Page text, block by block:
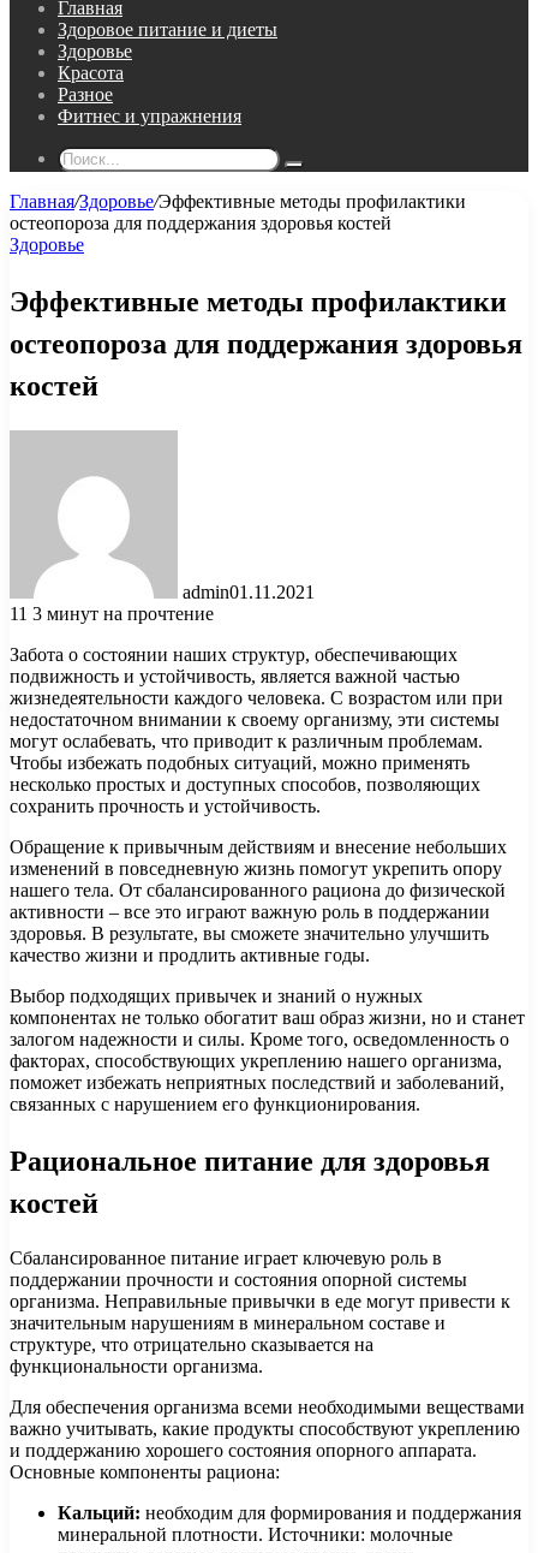
Главная
Здоровое питание и диеты
Здоровье
Красота
Разное
Фитнес и упражнения
Поиск...
Главная/Здоровье/Эффективные методы профилактики
остеопороза для поддержания здоровья костей
Здоровье
Эффективные методы профилактики
остеопороза для поддержания здоровья
костей
admin01.11.2021
11 3 минут на прочтение
Забота о состоянии наших структур, обеспечивающих
подвижность и устойчивость, является важной частью
жизнедеятельности каждого человека. С возрастом или при
недостаточном внимании к своему организму, эти системы
могут ослабевать, что приводит к различным проблемам.
Чтобы избежать подобных ситуаций, можно применять
несколько простых и доступных способов, позволяющих
сохранить прочность и устойчивость.
Обращение к привычным действиям и внесение небольших
изменений в повседневную жизнь помогут укрепить опору
нашего тела. От сбалансированного рациона до физической
активности – все это играют важную роль в поддержании
здоровья. В результате, вы сможете значительно улучшить
качество жизни и продлить активные годы.
Выбор подходящих привычек и знаний о нужных
компонентах не только обогатит ваш образ жизни, но и станет
залогом надежности и силы. Кроме того, осведомленность о
факторах, способствующих укреплению нашего организма,
поможет избежать неприятных последствий и заболеваний,
связанных с нарушением его функционирования.
Рациональное питание для здоровья
костей
Сбалансированное питание играет ключевую роль в
поддержании прочности и состояния опорной системы
организма. Неправильные привычки в еде могут привести к
значительным нарушениям в минеральном составе и
структуре, что отрицательно сказывается на
функциональности организма.
Для обеспечения организма всеми необходимыми веществами
важно учитывать, какие продукты способствуют укреплению
и поддержанию хорошего состояния опорного аппарата.
Основные компоненты рациона:
Кальций: необходим для формирования и поддержания
минеральной плотности. Источники: молочные